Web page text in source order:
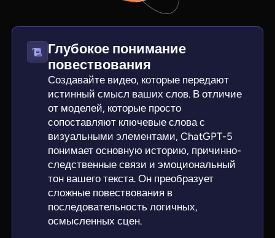
Глубокое понимание
повествования
Создавайте видео, которые передают
истинный смысл ваших слов. В отличие
от моделей, которые просто
сопоставляют ключевые слова с
визуальными элементами, ChatGPT-5
понимает основную историю, причинно-
следственные связи и эмоциональный
тон вашего текста. Он преобразует
сложные повествования в
последовательность логичных,
осмысленных сцен.